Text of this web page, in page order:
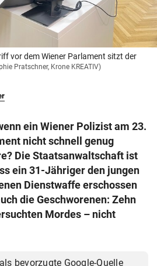
& Co KG 2026
vor dem Wiener Parlament sitzt der
Pratschner, Krone KREATIV)
ein Wiener Polizist am 23.
nicht schnell genug
Die Staatsanwaltschaft ist
ein 31-Jähriger den jungen
Dienstwaffe erschossen
die Geschworenen: Zehn
Mordes – nicht
bevorzugte Google-Quelle